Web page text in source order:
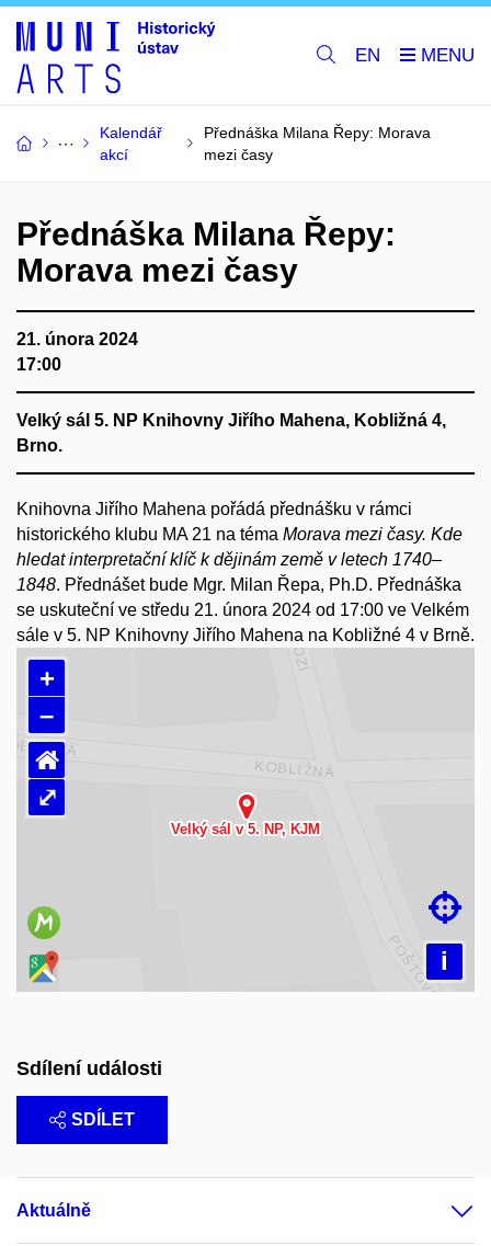
EN
Kalendář
akcí
Přednáška Milana Řepy: Morava
mezi časy
Přednáška Milana Řepy:
Morava mezi časy
21. února 2024
17:00
Velký sál 5. NP Knihovny Jiřího Mahena, Kobližná 4,
Brno.
Knihovna Jiřího Mahena pořádá přednášku v rámci
historického klubu MA 21 na téma Morava mezi časy. Kde
hledat interpretační klíč k dějinám země v letech 1740–
1848. Přednášet bude Mgr. Milan Řepa, Ph.D. Přednáška
se uskuteční ve středu 21. února 2024 od 17:00 ve Velkém
sále v 5. NP Knihovny Jiřího Mahena na Kobližné 4 v Brně.
Načítám mapu…
+
–
i

⌂
⤢
Sdílení události
SDÍLET
Aktuálně